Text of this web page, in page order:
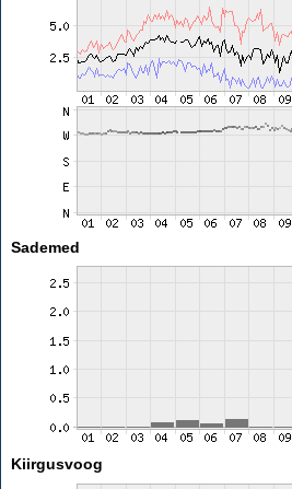
Sademed
Kiirgusvoog